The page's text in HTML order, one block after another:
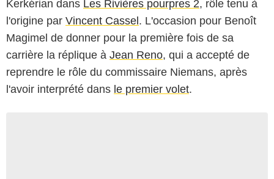
Kerkérian dans Les Rivières pourpres 2, rôle tenu à
l'origine par Vincent Cassel. L'occasion pour Benoît
Magimel de donner pour la première fois de sa
carrière la réplique à Jean Reno, qui a accepté de
reprendre le rôle du commissaire Niemans, après
l'avoir interprété dans le premier volet.